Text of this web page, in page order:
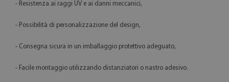
- Resistenza ai raggi UV e ai danni meccanici,
- Possibilità di personalizzazione del design,
- Consegna sicura in un imballaggio protettivo adeguato,
- Facile montaggio utilizzando distanziatori o nastro adesivo.